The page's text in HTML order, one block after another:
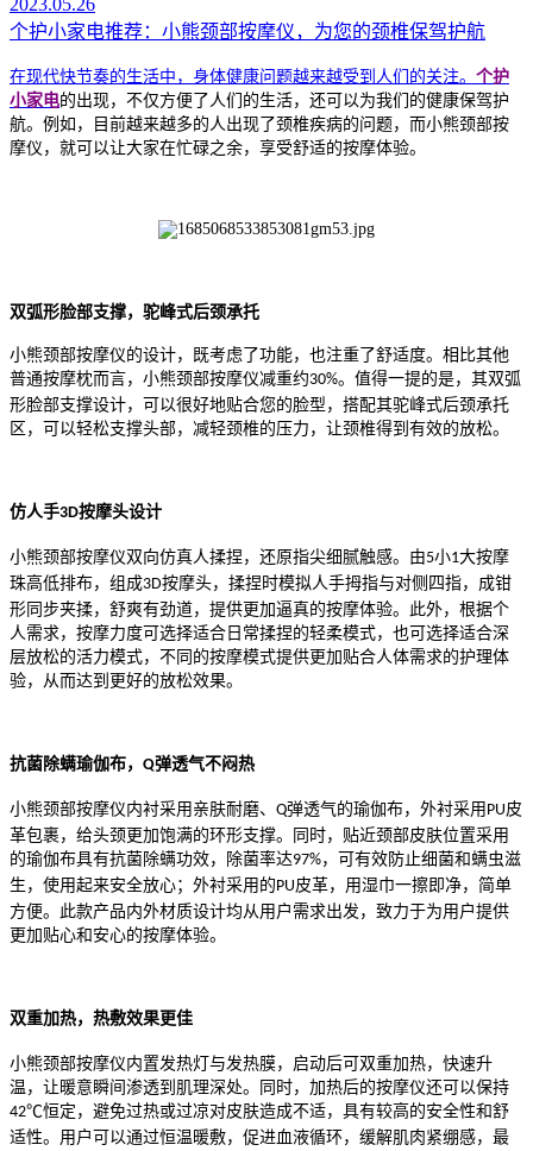
2023.05.26
个护小家电推荐：小熊颈部按摩仪，为您的颈椎保驾护航
在现代快节奏的生活中，身体健康问题越来越受到人们的关注。 个护
小家电的出现，不仅方便了人们的生活，还可以为我们的健康保驾护
航。例如，目前越来越多的人出现了颈椎疾病的问题，而小熊颈部按
摩仪，就可以让大家在忙碌之余，享受舒适的按摩体验。
双弧形脸部支撑，驼峰式后颈承托
小熊颈部按摩仪的设计，既考虑了功能，也注重了舒适度。相比其他
普通按摩枕而言，小熊颈部按摩仪减重约30%。值得一提的是，其双弧
形脸部支撑设计，可以很好地贴合您的脸型，搭配其驼峰式后颈承托
区，可以轻松支撑头部，减轻颈椎的压力，让颈椎得到有效的放松。
仿人手3D按摩头设计
小熊颈部按摩仪双向仿真人揉捏，还原指尖细腻触感。由5小1大按摩
珠高低排布，组成3D按摩头，揉捏时模拟人手拇指与对侧四指，成钳
形同步夹揉，舒爽有劲道，提供更加逼真的按摩体验。此外，根据个
人需求，按摩力度可选择适合日常揉捏的轻柔模式，也可选择适合深
层放松的活力模式，不同的按摩模式提供更加贴合人体需求的护理体
验，从而达到更好的放松效果。
抗菌除螨瑜伽布， Q弹透气不闷热
小熊颈部按摩仪内衬采用亲肤耐磨、 Q弹透气的瑜伽布，外衬采用 PU皮
革包裹，给头颈更加饱满的环形支撑。
同时，贴近颈部皮肤位置采用
的瑜伽布具有抗菌除螨功效，除菌率达97%，可有效防止细菌和螨虫滋
生，使用起来安全放心；外衬采用的PU皮革，用湿巾一擦即净，简单
方便。此款产品内外材质设计均从用户需求出发，致力于为用户提供
更加贴心和安心的按摩体验。
双重加热，热敷效果更佳
小熊颈部按摩仪内置发热灯与发热膜，启动后可双重加热，快速升
温，让暖意瞬间渗透到肌理深处。
同时，加热后的按摩仪还可以保持
42℃恒定 ， 避免过热或过凉对皮肤造成不适，具有较高的安全性和舒
适性。用户可以通过恒温暖敷，促进血液循环，缓解肌肉紧绷感，最